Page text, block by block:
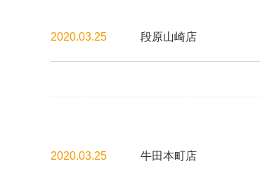
2020.03.25 段原山崎店
2020.03.25 牛田本町店